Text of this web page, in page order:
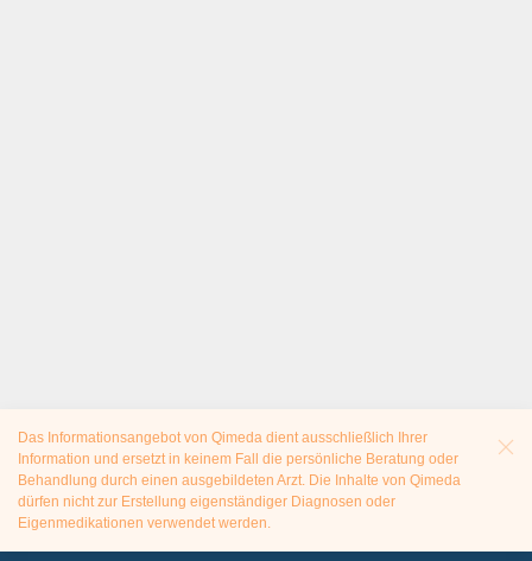
Das Informationsangebot von Qimeda dient ausschließlich Ihrer
Information und ersetzt in keinem Fall die persönliche Beratung oder
Behandlung durch einen ausgebildeten Arzt. Die Inhalte von Qimeda
dürfen nicht zur Erstellung eigenständiger Diagnosen oder
Eigenmedikationen verwendet werden.